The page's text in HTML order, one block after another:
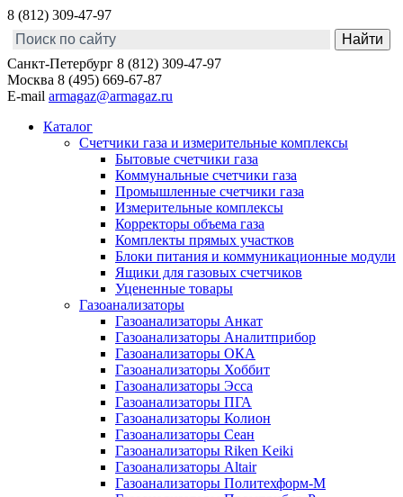
8 (812) 309-47-97
Санкт-Петербург 8 (812) 309-47-97
Москва 8 (495) 669-67-87
E-mail armagaz@armagaz.ru
Каталог
Счетчики газа и измерительные комплексы
Бытовые счетчики газа
Коммунальные счетчики газа
Промышленные счетчики газа
Измерительные комплексы
Корректоры объема газа
Комплекты прямых участков
Блоки питания и коммуникационные модули
Ящики для газовых счетчиков
Уцененные товары
Газоанализаторы
Газоанализаторы Анкат
Газоанализаторы Аналитприбор
Газоанализаторы ОКА
Газоанализаторы Хоббит
Газоанализаторы Эсса
Газоанализаторы ПГА
Газоанализаторы Колион
Газоанализаторы Сеан
Газоанализаторы Riken Keiki
Газоанализаторы Altair
Газоанализаторы Политехформ-М